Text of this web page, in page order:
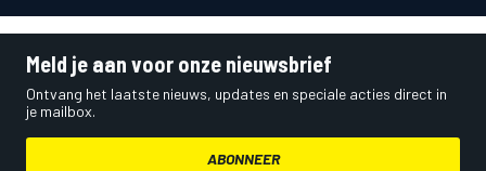
Meld je aan voor onze nieuwsbrief
Ontvang het laatste nieuws, updates en speciale acties direct in
je mailbox.
ABONNEER